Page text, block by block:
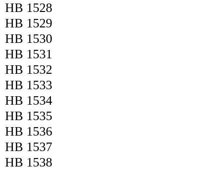
HB 1528
HB 1529
HB 1530
HB 1531
HB 1532
HB 1533
HB 1534
HB 1535
HB 1536
HB 1537
HB 1538